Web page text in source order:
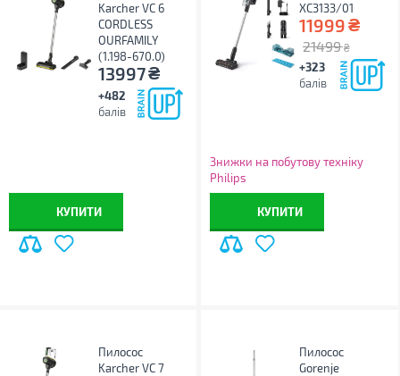
Karcher VC 6
CORDLESS
OURFAMILY
(1.198-670.0)
13997₴
+482
балів
КУПИТИ
XC3133/01
11999₴
21499 ₴
+323
балів
Знижки на побутову техніку
Philips
КУПИТИ
Пилосос
Karcher VC 7
Пилосос
Gorenje